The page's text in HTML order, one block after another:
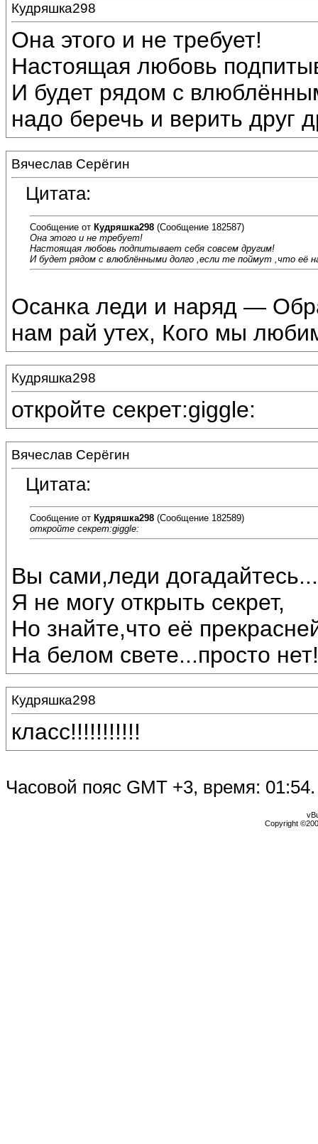
Кудряшка298
Она этого и не требует!
Настоящая любовь
И будет рядом с
надо беречь и верить друг
Вячеслав Серёгин
Цитата:
Сообщение от Кудряшка298 (Сообщение 182587)
Она этого и не требует!
Настоящая любовь подпитывает себя совсем другим!
И будет рядом с влюблёнными долго ,если те поймут ,что её
Осанка леди и наряд —
нам рай утех, Кого мы
Кудряшка298
откройте секрет:giggle:
Вячеслав Серёгин
Цитата:
Сообщение от Кудряшка298 (Сообщение 182589)
откройте секрет:giggle:
Вы сами,леди догадайтесь...
Я не могу открыть секрет,
Но знайте,что её
На белом свете...просто
Кудряшка298
класс!!!!!!!!!!!
Часовой пояс GMT +3, время: 01:54.
Copyright